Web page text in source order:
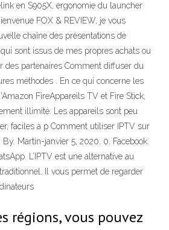
en S905X, ergonomie du launcher
FOX & REVIEW, je vous
chaîne des présentations de
sont issus de mes propres achats ou
des partenaires Comment diffuser du
méthodes . En ce qui concerne les
FireAppareils TV et Fire Stick,
illimité. Les appareils sont peu
faciles à p Comment utiliser IPTV sur
Martin-janvier 5, 2020. 0. Facebook.
L’IPTV est une alternative au
Il vous permet de regarder
régions, vous pouvez